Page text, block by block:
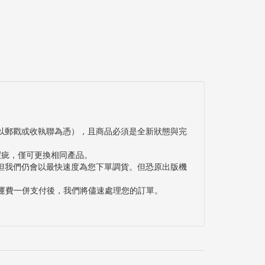
戳或收執聯為憑），且商品必須是全新狀態與完
，僅可更換相同產品。
們仍會以最快速度為您下單調貨。但恐原出版機
一併支付後，我們將儘速處理您的訂單。